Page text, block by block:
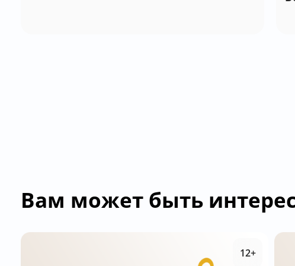
Вам может быть
12+